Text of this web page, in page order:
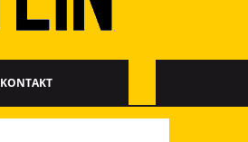
KONTAKT